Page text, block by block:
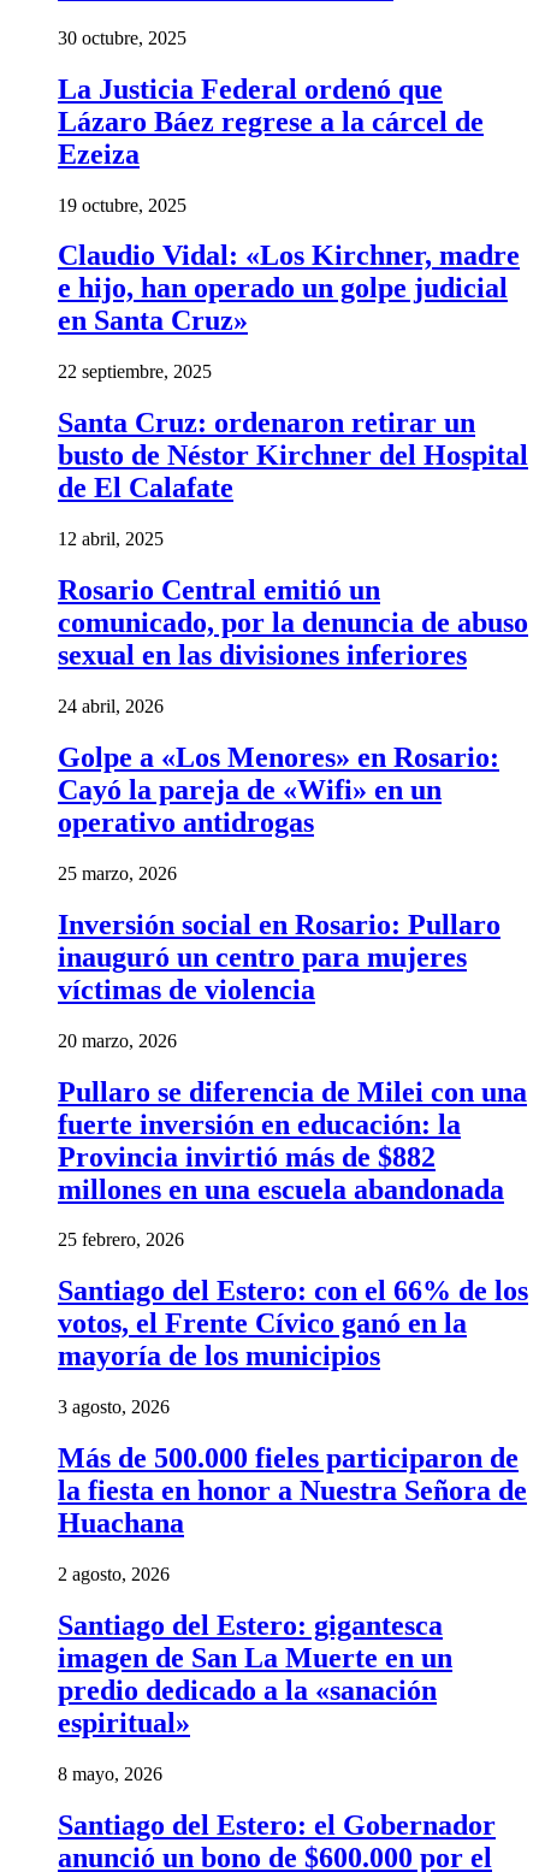
30 octubre, 2025
La Justicia Federal ordenó que
Lázaro Báez regrese a la cárcel de
Ezeiza
19 octubre, 2025
Claudio Vidal: «Los Kirchner, madre
e hijo, han operado un golpe judicial
en Santa Cruz»
22 septiembre, 2025
Santa Cruz: ordenaron retirar un
busto de Néstor Kirchner del Hospital
de El Calafate
12 abril, 2025
Rosario Central emitió un
comunicado, por la denuncia de abuso
sexual en las divisiones inferiores
24 abril, 2026
Golpe a «Los Menores» en Rosario:
Cayó la pareja de «Wifi» en un
operativo antidrogas
25 marzo, 2026
Inversión social en Rosario: Pullaro
inauguró un centro para mujeres
víctimas de violencia
20 marzo, 2026
Pullaro se diferencia de Milei con una
fuerte inversión en educación: la
Provincia invirtió más de $882
millones en una escuela abandonada
25 febrero, 2026
Santiago del Estero: con el 66% de los
votos, el Frente Cívico ganó en la
mayoría de los municipios
3 agosto, 2026
Más de 500.000 fieles participaron de
la fiesta en honor a Nuestra Señora de
Huachana
2 agosto, 2026
Santiago del Estero: gigantesca
imagen de San La Muerte en un
predio dedicado a la «sanación
espiritual»
8 mayo, 2026
Santiago del Estero: el Gobernador
anunció un bono de $600.000 por el